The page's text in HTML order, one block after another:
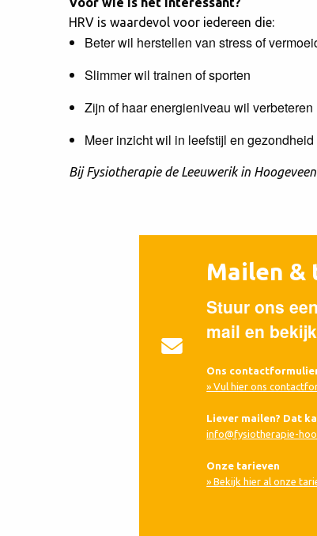
HRV is waardevol voor iedereen die:
Beter wil herstellen van stress of
Slimmer wil trainen of sporten
Zijn of haar energieniveau wil verbeteren
Meer inzicht wil in leefstijl en gezondheid
Bij Fysiotherapie de Leeuwerik in
Mailen &
Stuur ons
mail en
Ons
» Vul hier ons
Liever mailen? Dat
info@fysiotherapie-
Onze tarieven
» Bekijk hier al onze